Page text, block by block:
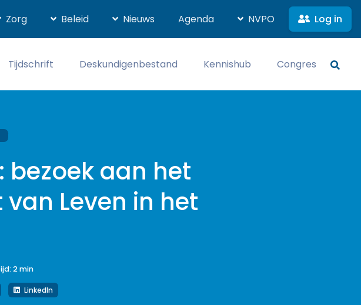
Zorg Beleid Nieuws Agenda NVPO Log in
Tijdschrift Deskundigenbestand Kennishub Congres
bezoek aan het
Leven in het
2min
LinkedIn